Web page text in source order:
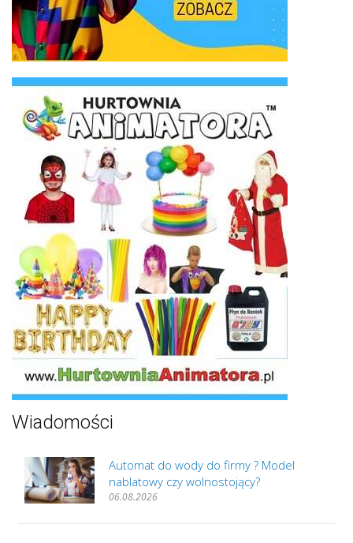
Wiadomości
Automat do wody do firmy ? Model
nablatowy czy wolnostojący?
06.08.2026